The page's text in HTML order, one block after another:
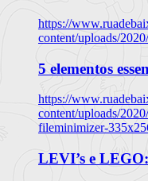
https://
content/uploads/
5 elementos
https://
content/uploads/
fileminimizer-
LEVI’s e